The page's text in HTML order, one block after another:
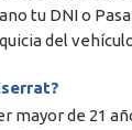
tu DNI o
del
mayor de 21